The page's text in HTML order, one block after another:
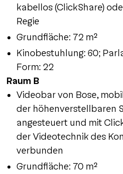
kabellos (ClickShare)
Regie
Grundfläche: 72 m²
Kinobestuhlung: 60;
Form: 22
Raum B
Videobar von Bose,
der höhenverstellbaren
angesteuert und mit
der Videotechnik des
verbunden
Grundfläche: 70 m²